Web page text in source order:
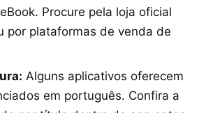
Procure pela loja oficial
por plataformas de venda de
Alguns aplicativos oferecem
em português. Confira a